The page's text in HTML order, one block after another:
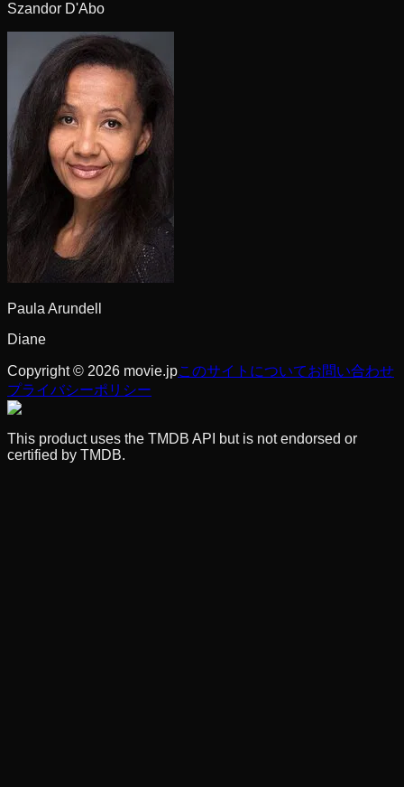
Szandor D'Abo
Paula Arundell
Diane
Copyright © 2026 movie.jpこのサイトについてお問い合わせ
プライバシーポリシー
This product uses the TMDB API but is not endorsed or
certified by TMDB.